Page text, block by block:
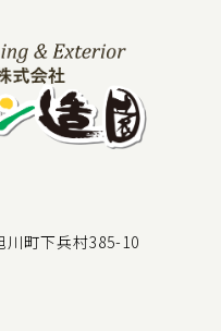
町下兵村385-10